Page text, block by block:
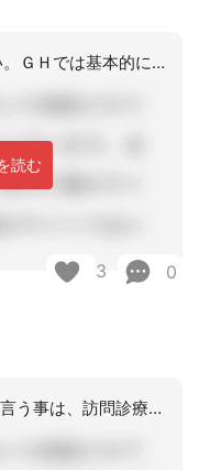
保険者に可能かを確認してください。ＧＨでは基本的に利用者負担でＧＨ以外の支援は保
読む
3 0
居宅療養管理指導を導入しよう…と言う事は、訪問診療を入れようと言う事でしょうか（